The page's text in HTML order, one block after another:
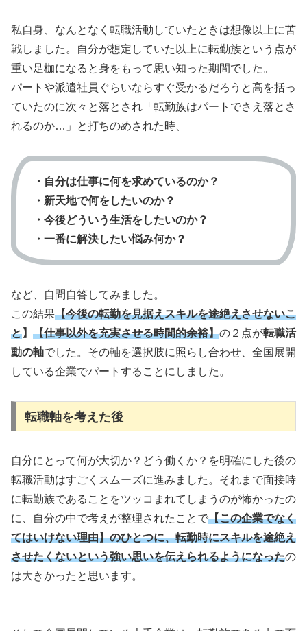
私自身、なんとなく転職活動していたときは想像以上に苦
戦しました。自分が想定していた以上に転勤族という点が
重い足枷になると身をもって思い知った期間でした。
パートや派遣社員ぐらいならすぐ受かるだろうと高を括っ
ていたのに次々と落とされ「転勤族はパートでさえ落とさ
れるのか…」と打ちのめされた時、
・自分は仕事に何を求めているのか？
・新天地で何をしたいのか？
・今後どういう生活をしたいのか？
・一番に解決したい悩み何か？
など、自問自答してみました。
この結果【今後の転勤を見据えスキルを途絶えさせないこ
と】 【仕事以外を充実させる時間的余裕】の２点が転職活
動の軸でした。その軸を選択肢に照らし合わせ、全国展開
している企業でパートすることにしました。
転職軸を考えた後
自分にとって何が大切か？どう働くか？を明確にした後の
転職活動はすごくスムーズに進みました。それまで面接時
に転勤族であることをツッコまれてしまうのが怖かったの
に、自分の中で考えが整理されたことで【この企業でなく
てはいけない理由】のひとつに、転勤時にスキルを途絶え
させたくないという強い思いを伝えられるようになったの
は大きかったと思います。